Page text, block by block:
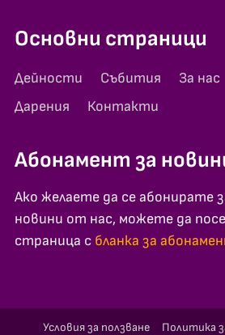
Основни страници
Дейности Събития За нас
Дарения
Контакти
Абонамент за
Ако желаете да се абонирате
новини от нас, можете да
страница с бланка за
Условия за ползване Политика